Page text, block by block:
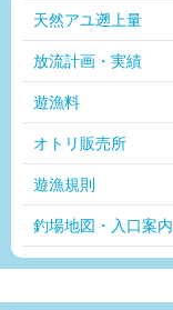
天然アユ遡上量
放流計画・実績
遊漁料
オトリ販売所
遊漁規則
釣場地図・入口案内